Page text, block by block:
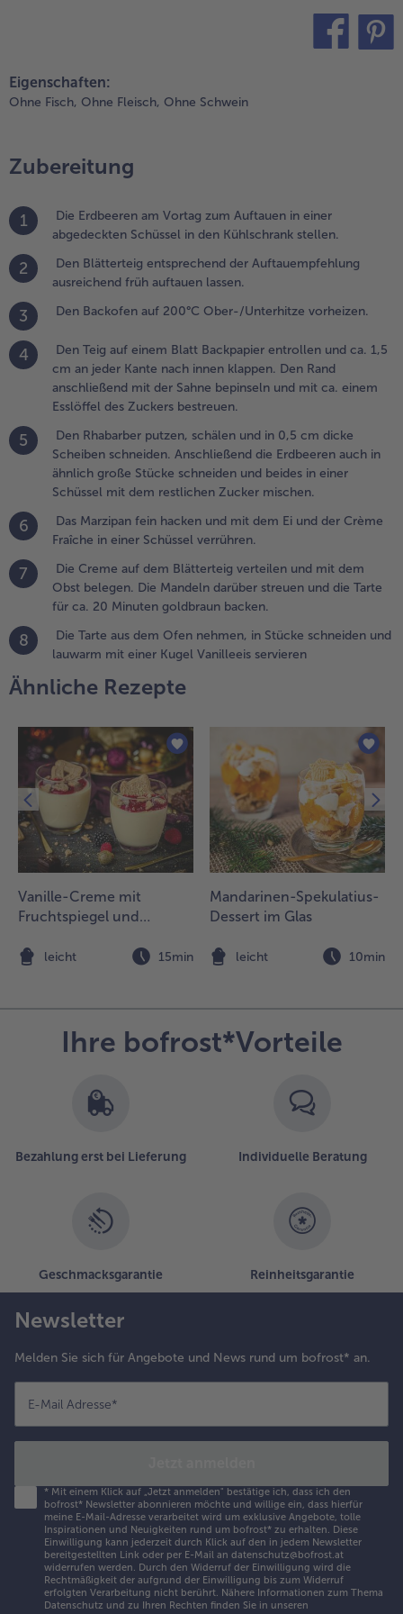
nach
mit ca.
des
und
0,5 cm
in
beides in
mit
mit
Ei
die
20
dem
Eigenschaften:
Ohne Fisch, Ohne Fleisch, Ohne Schwein
Zubereitung
1
Die Erdbeeren am Vortag zum Auftauen in einer
abgedeckten Schüssel in den Kühlschrank stellen.
2
Den Blätterteig entsprechend der Auftauempfehlung
ausreichend früh auftauen lassen.
3 Den Backofen auf 200°C Ober-/Unterhitze vorheizen.
4
Den Teig auf einem Blatt Backpapier entrollen und ca. 1,5
cm an jeder Kante nach innen klappen. Den Rand
anschließend mit der Sahne bepinseln und mit ca. einem
Esslöffel des Zuckers bestreuen.
5
Den Rhabarber putzen, schälen und in 0,5 cm dicke
Scheiben schneiden. Anschließend die Erdbeeren auch in
ähnlich große Stücke schneiden und beides in einer
Schüssel mit dem restlichen Zucker mischen.
6
Das Marzipan fein hacken und mit dem Ei und der Crème
Fraîche in einer Schüssel verrühren.
7
Die Creme auf dem Blätterteig verteilen und mit dem
Obst belegen. Die Mandeln darüber streuen und die Tarte
für ca. 20 Minuten goldbraun backen.
8
Die Tarte aus dem Ofen nehmen, in Stücke schneiden und
lauwarm mit einer Kugel Vanilleeis servieren
Ähnliche Rezepte
Vanille-Creme mit
Fruchtspiegel und
Crumble
leicht 15min
Mandarinen-Spekulatius-
Dessert im Glas
leicht 10min
Ihre bofrost*Vorteile
Bezahlung erst bei Lieferung Individuelle Beratung
Geschmacksgarantie Reinheitsgarantie
Newsletter
Melden Sie sich für Angebote und News rund um bofrost* an.
E-Mail Adresse*
* Mit einem Klick auf „Jetzt anmelden" bestätige ich, dass ich den
bofrost* Newsletter abonnieren möchte und willige ein, dass hierfür
meine E-Mail-Adresse verarbeitet wird um exklusive Angebote, tolle
Inspirationen und Neuigkeiten rund um bofrost* zu erhalten. Diese
Einwilligung kann jederzeit durch Klick auf den in jedem Newsletter
bereitgestellten Link oder per E-Mail an datenschutz@bofrost.at
widerrufen werden. Durch den Widerruf der Einwilligung wird die
Rechtmäßigkeit der aufgrund der Einwilligung bis zum Widerruf
erfolgten Verarbeitung nicht berührt. Nähere Informationen zum Thema
Datenschutz und zu Ihren Rechten finden Sie in unseren